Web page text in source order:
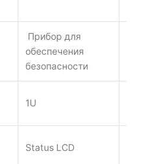
Прибор для
обеспечения
безопасности
1U
Status LCD